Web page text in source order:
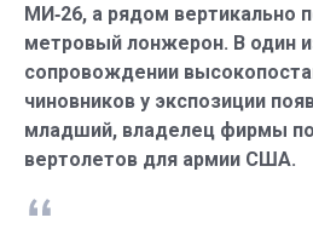
МИ‑26, а рядом вертикально
метровый лонжерон. В один
сопровождении
чиновников у экспозиции
младший, владелец фирмы
вертолетов для армии США.